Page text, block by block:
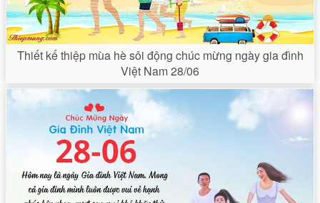
Thiết kế thiệp mùa hè sôi động chúc mừng ngày gia đình
Việt Nam 28/06